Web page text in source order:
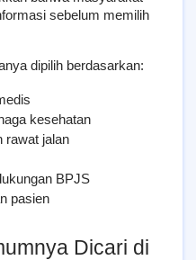
sebelum memilih
dipilih berdasarkan:
kesehatan
rawat jalan
BPJS
pasien
Dicari di